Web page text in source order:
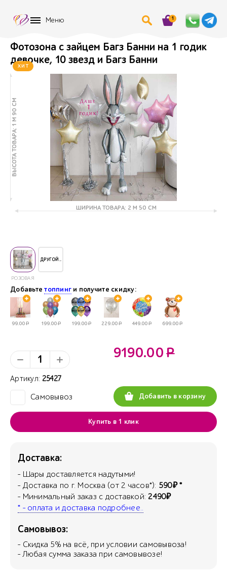
Меню 1
Фотозона с зайцем Багз Банни на 1 годик
девочке, 10 звезд и Багз Банни
ХИТ
ВЫСОТА ТОВАРА: 1 М 90 СМ
ШИРИНА ТОВАРА: 2 М 50 СМ
РОЗОВАЯ
ДРУГОЙ..
Добавьтетоппинг и получите скидку:
99.00Р 199.00Р 199.00Р 229.00Р 449.00Р 699.00Р
Артикул: 25427
Самовывоз
9190.00Р
Добавить в корзину
Купить в 1 клик
Доставка:
- Шары доставляется надутыми!
- Доставка по г. Москва (от 2 часов*): 590₽ *
- Минимальный заказ с доставкой:2490₽
* - оплата и доставка подробнее..
Самовывоз:
- Скидка 5% на всё, при условии самовывоза!
- Любая сумма заказа при самовывозе!